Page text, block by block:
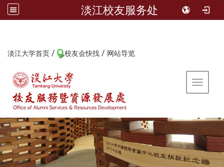
淡江校友服务处
淡江大学首页 / 校友会快找 / 网站导览
Toggle